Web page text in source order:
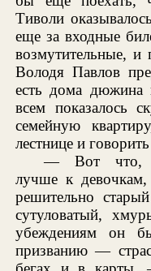
Тиволи
еще за входные
возмутительные, и
Володя Павлов
есть дома дюжина
всем показалось
семейную
лестнице и
— Вот что,
лучше к
решительно
сутуловатый,
убеждениям он
призванию —